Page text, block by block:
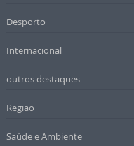
Desporto
Internacional
outros destaques
Região
Saúde e Ambiente